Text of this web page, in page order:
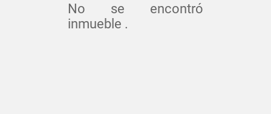
No se encontró
inmueble .